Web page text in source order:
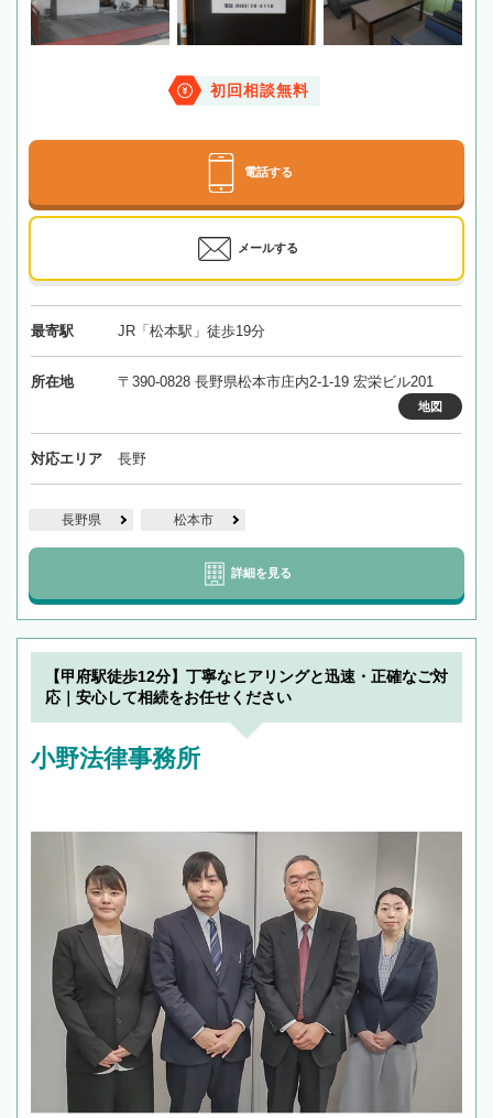
初回相談無料
電話する
メールする
最寄駅 JR「松本駅」徒歩19分
所在地 〒390-0828 長野県松本市庄内2-1-19 宏栄ビル201
地図
対応エリア 長野
長野県 松本市
詳細を見る
【甲府駅徒歩12分】丁寧なヒアリングと迅速・正確なご対
応｜安心して相続をお任せください
小野法律事務所